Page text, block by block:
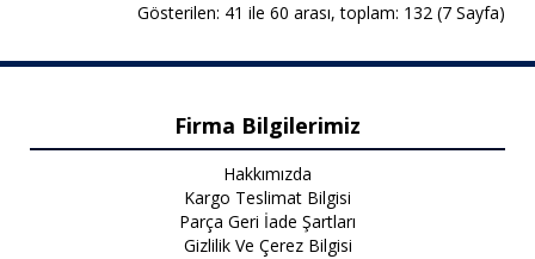
Gösterilen: 41 ile 60 arası, toplam: 132 (7 Sayfa)
Firma Bilgilerimiz
Hakkımızda
Kargo Teslimat Bilgisi
Parça Geri İade Şartları
Gizlilik Ve Çerez Bilgisi